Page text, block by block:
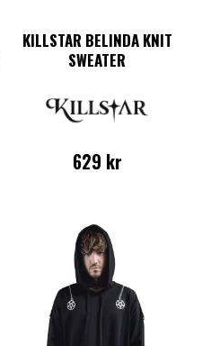
KILLSTAR BELINDA KNIT
SWEATER
629 kr
produkten
har
flera
varianter.
De
alternativen